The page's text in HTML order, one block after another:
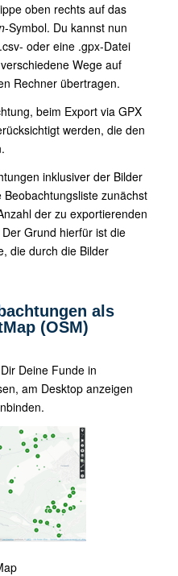
oben rechts auf das
-Symbol. Du kannst nun
oder eine .gpx-Datei
Wege auf
Rechner übertragen.
beim Export via GPX
werden, die den
inklusiver der Bilder
zunächst
der zu exportierenden
Grund hierfür ist die
die durch die Bilder
als
(OSM)
Deine Funde in
am Desktop anzeigen